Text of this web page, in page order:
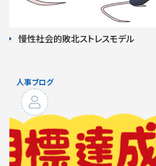
慢性社会的敗北ストレスモデル